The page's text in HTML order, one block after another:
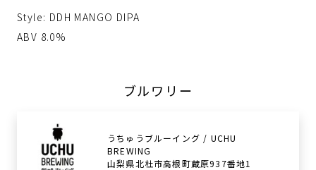
Style: DDH MANGO DIPA
ABV 8.0%
ブルワリー
うちゅうブルーイング / UCHU
BREWING
山梨県北杜市高根町蔵原937番地1